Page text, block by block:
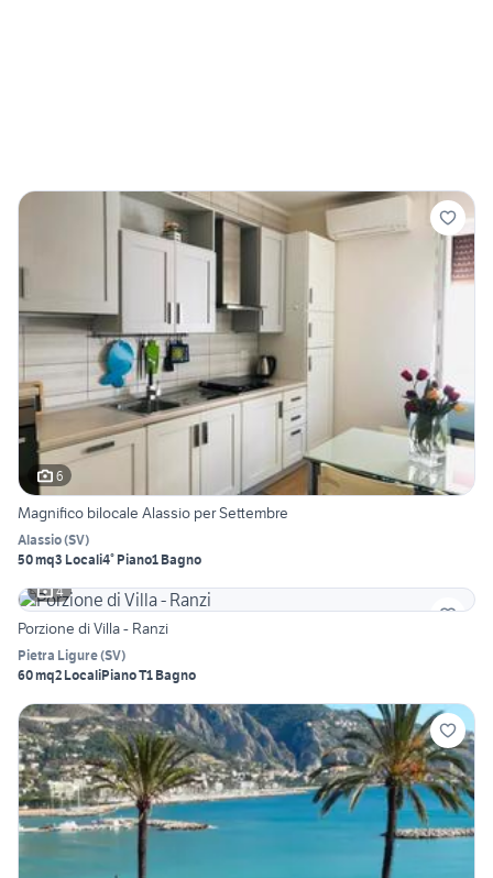
6
Magnifico bilocale Alassio per Settembre
Alassio(SV)
50 mq3 Locali4° Piano1 Bagno
4
Porzione di Villa - Ranzi
Pietra Ligure(SV)
60 mq2 LocaliPiano T1 Bagno